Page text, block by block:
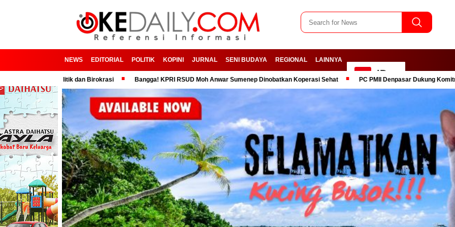
NEWS EDITORIAL POLITIK KOPINI JURNAL SENI BUDAYA REGIONAL LAINNYA
ID
Politik dan Birokrasi Bangga! KPRI RSUD Moh Anwar Sumenep Dinobatkan Koperasi Sehat PC PMII Denpasar Dukung Komitmen Presiden